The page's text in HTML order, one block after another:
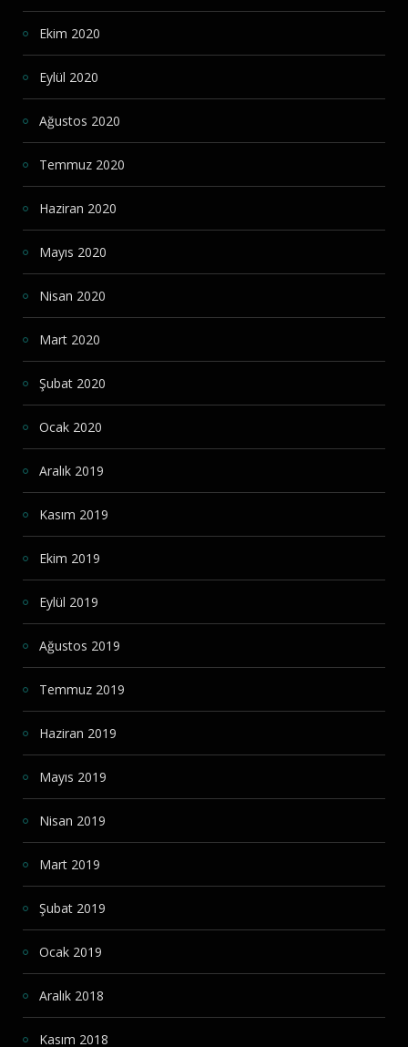
Ekim 2020
Eylül 2020
Ağustos 2020
Temmuz 2020
Haziran 2020
Mayıs 2020
Nisan 2020
Mart 2020
Şubat 2020
Ocak 2020
Aralık 2019
Kasım 2019
Ekim 2019
Eylül 2019
Ağustos 2019
Temmuz 2019
Haziran 2019
Mayıs 2019
Nisan 2019
Mart 2019
Şubat 2019
Ocak 2019
Aralık 2018
Kasım 2018